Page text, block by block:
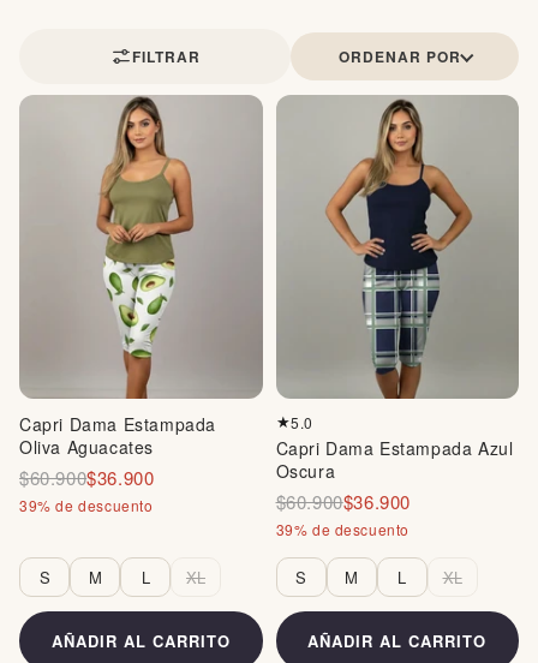
FILTRAR ORDENAR POR
Capri Dama Estampada
Oliva Aguacates
$60.900$36.900
39% de descuento
S M L XL
AÑADIR AL CARRITO
★5.0
Capri Dama Estampada Azul
Oscura
$60.900$36.900
39% de descuento
S M L XL
AÑADIR AL CARRITO